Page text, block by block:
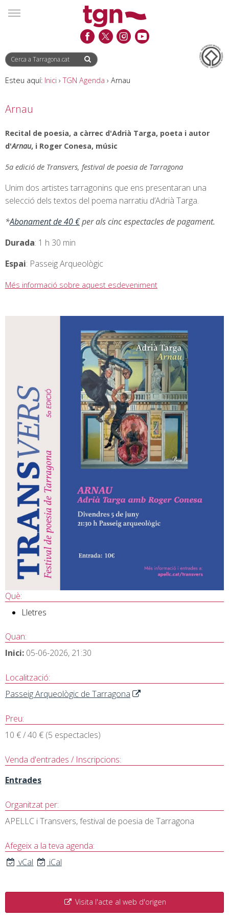
Saltar
al
Saltar
a
Informació
de
Esteu aquí: Inici › TGN Agenda › Arnau
Arnau
Recital de poesia, a càrrec d'Adrià Targa, poeta i autor
d'Arnau, i Roger Conesa, músic
5a edició de Transvers, festival de poesia de Tarragona
Unim dos artistes tarragonins que ens presentaran una
selecció dels textos del poema narratiu d’Adrià Targa.
*Abonament de 40 €per als cinc espectacles de pagament.
Durada: 1 h 30 min
Espai: Passeig Arqueològic
Més informació sobre aquest esdeveniment
Què:
Lletres
Quan:
Inici: 05-06-2026, 21:30
Localització:
Passeig Arqueològic de Tarragona
Preu:
10 € / 40 € (5 espectacles)
Venda d'entrades / Inscripcions:
Entrades
Organitzat per:
APELLC i Transvers, festival de poesia de Tarragona
Afegeix a la teva agenda:
vCal
iCal
Visita l'acte al web d'origen